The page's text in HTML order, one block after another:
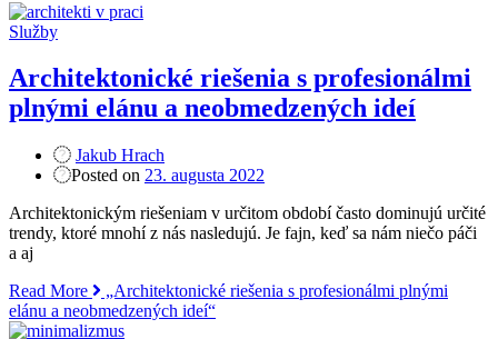
Služby
Architektonické riešenia s profesionálmi
plnými elánu a neobmedzených ideí
Jakub Hrach
Posted on 23. augusta 2022
Architektonickým riešeniam v určitom období často dominujú určité
trendy, ktoré mnohí z nás nasledujú. Je fajn, keď sa nám niečo páči
a aj
Read More
„Architektonické riešenia s profesionálmi plnými
elánu a neobmedzených ideí“